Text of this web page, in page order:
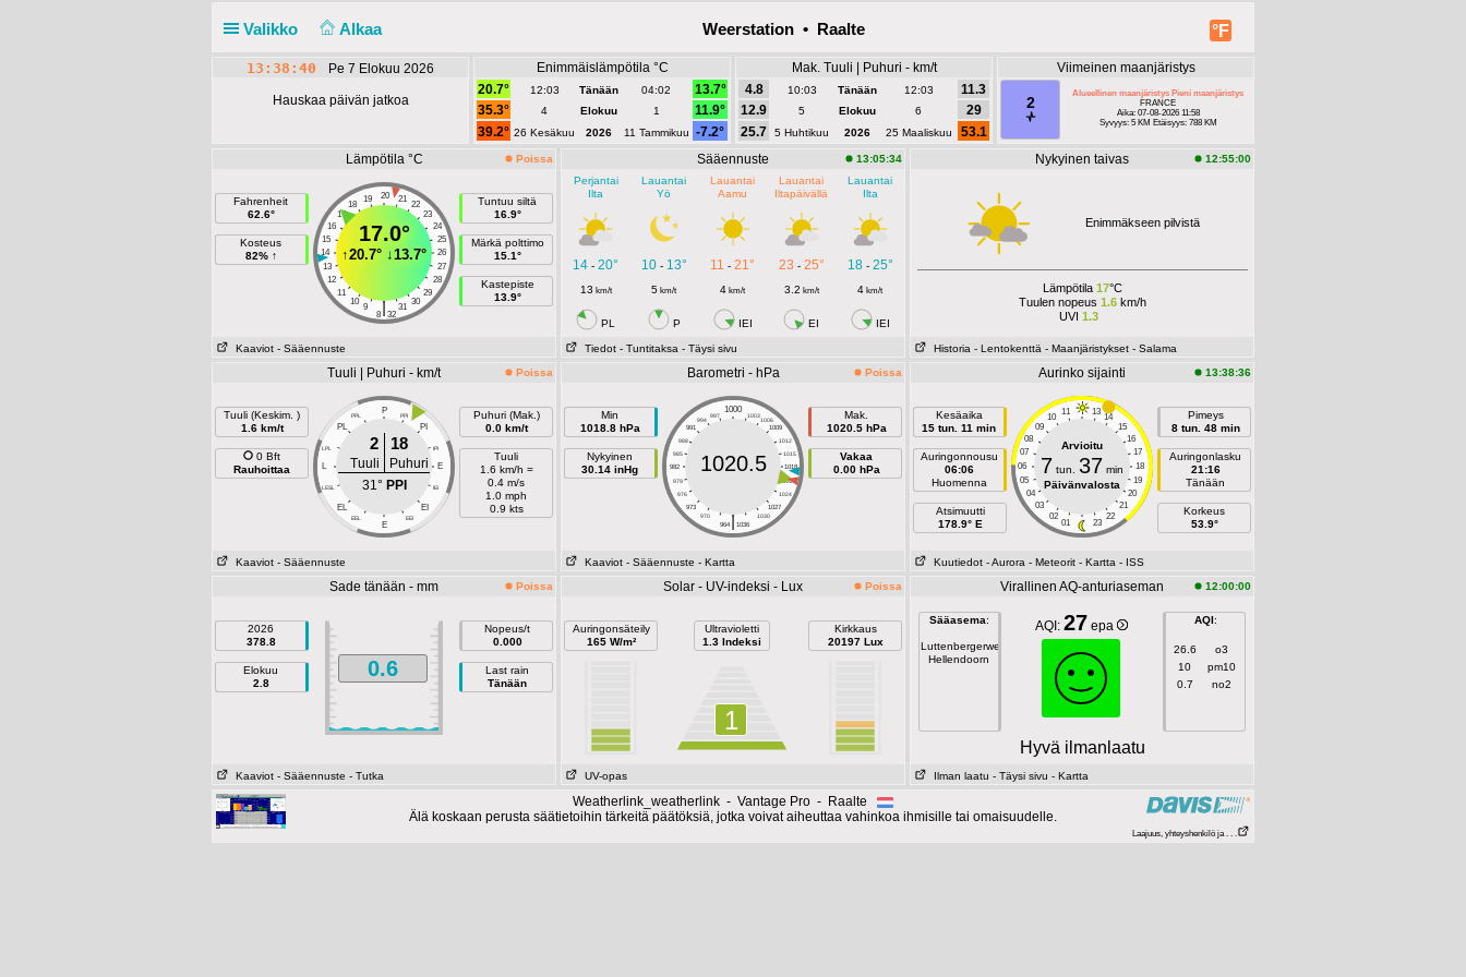
Valikko Alkaa °F
Weerstation • Raalte
13:38:40 Pe 7 Elokuu 2026
Hauskaa päivän jatkoa
Enimmäislämpötila °C
20.7°
12:03 Tänään 04:02
13.7°
35.3°
4 Elokuu 1
11.9°
39.2° 26 Kesäkuu 2026 11 Tammikuu -7.2°
Mak. Tuuli | Puhuri - km/t
4.8
10:03 Tänään 12:03
11.3
12.9
5 Elokuu 6
29
25.7
5 Huhtikuu 2026 25 Maaliskuu 53.1
Viimeinen maanjäristys
2
Alueellinen maanjäristys Pieni maanjäristys
FRANCE
Aika: 07-08-2026 11:58
Syvyys: 5 KM Etäisyys: 788 KM
Lämpötila °C Poissa
Fahrenheit
62.6°
Kosteus
82% ↑
20
19 21
18
22
17
23
16
24
15
25
14
26
13
27
12
28
11
29
10
30
9 31
|
8 32
17.0°
↑20.7° ↓13.7°
Tuntuu siltä
16.9°
Märkä polttimo
15.1°
Kastepiste
13.9°
Kaaviot - Sääennuste
Sääennuste
13:05:34
Perjantai
Ilta
Lauantai
Yö
Lauantai
Aamu
Lauantai
Iltapäivällä
Lauantai
Ilta
14 - 20° 10- 13° 11 - 21° 23 - 25° 18- 25°
13 km/t 5 km/t 4 km/t 3.2 km/t 4 km/t
PL P IEI EI IEI
Tiedot - Tuntitaksa - Täysi sivu
Nykyinen taivas 12:55:00
Enimmäkseen pilvistä
Lämpötila 17°C
Tuulen nopeus 1.6km/h
UVI 1.3
Historia - Lentokenttä - Maanjäristykset - Salama
Tuuli | Puhuri - km/t Poissa
Tuuli (Keskim. )
1.6 km/t
0 Bft
Rauhoittaa
P
PPL PPI
PL PI
LPL IPI
L E
LESL IEI
EL EI
EEL EEI
E
2 18
Tuuli
Puhuri
31° PPI
Puhuri (Mak.)
0.0 km/t
Tuuli
1.6 km/h =
0.4 m/s
1.0 mph
0.9 kts
Kaaviot - Sääennuste
Barometri - hPa Poissa
Min
1018.8 hPa
Nykyinen
30.14 inHg
1000
997 1003
994
1006
991
1009
988
1012
985
1015
982
1018
979
1021
976
1024
973
1027
970
1030
|
964 1036
1020.5
Mak.
1020.5 hPa
Vakaa
0.00 hPa
Kaaviot - Sääennuste - Kartta
Aurinko sijainti 13:38:36
Kesäaika
15 tun. 11 min
Auringonnousu
06:06
Huomenna
Atsimuutti
178.9° E
11 13
10
14
09
15
08
16
07
17
06
18
05
19
04
20
03
21
02
22
01 23
Arvioitu
7 tun. 37 min
Päivänvalosta
Pimeys
8 tun. 48 min
Auringonlasku
21:16
Tänään
Korkeus
53.9°
Kuutiedot - Aurora - Meteorit - Kartta - ISS
Sade tänään - mm Poissa
2026
378.8
Elokuu
2.8
0.6
Nopeus/t
0.000
Last rain
Tänään
Kaaviot - Sääennuste - Tutka
Solar - UV-indeksi - Lux Poissa
Auringonsäteily
165 W/m²
Ultravioletti
1.3 Indeksi
1
Kirkkaus
20197 Lux
UV-opas
Virallinen AQ-anturiaseman 12:00:00
Sääasema:
Luttenbergerweg
Hellendoorn
AQI: 27 epa AQI:
26.6
o3
10
pm10
0.7
no2
Hyvä ilmanlaatu
Ilman laatu - Täysi sivu - Kartta
Weatherlink_weatherlink - Vantage Pro - Raalte
Älä koskaan perusta säätietoihin tärkeitä päätöksiä, jotka voivat aiheuttaa vahinkoa ihmisille tai omaisuudelle.
Laajuus, yhteyshenkilö ja . . .